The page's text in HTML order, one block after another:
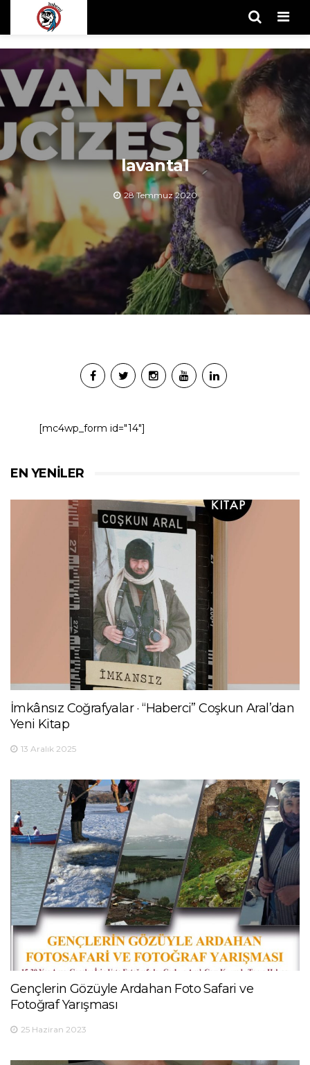
lavanta1
28 Temmuz 2020
[mc4wp_form id="14"]
EN YENILER
İmkânsız Coğrafyalar · “Haberci” Coşkun Aral’dan
Yeni Kitap
13 Aralık 2025
Gençlerin Gözüyle Ardahan Foto Safari ve
Fotoğraf Yarışması
25 Haziran 2023